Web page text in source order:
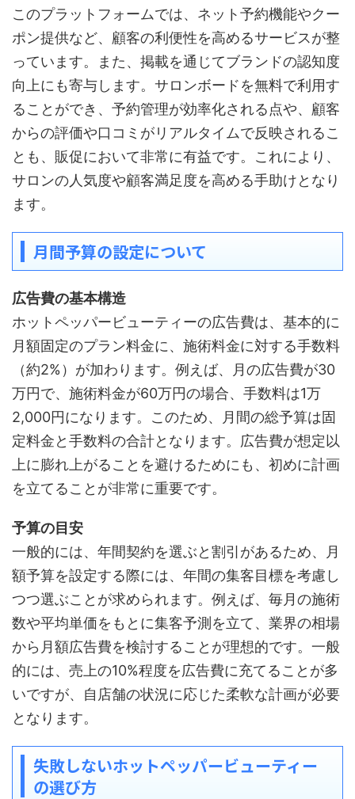
このプラットフォームでは、ネット予約機能やクー
ポン提供など、顧客の利便性を高めるサービスが整
っています。また、掲載を通じてブランドの認知度
向上にも寄与します。サロンボードを無料で利用す
ることができ、予約管理が効率化される点や、顧客
からの評価や口コミがリアルタイムで反映されるこ
とも、販促において非常に有益です。これにより、
サロンの人気度や顧客満足度を高める手助けとなり
ます。
月間予算の設定について
広告費の基本構造
ホットペッパービューティーの広告費は、基本的に
月額固定のプラン料金に、施術料金に対する手数料
（約2%）が加わります。例えば、月の広告費が30
万円で、施術料金が60万円の場合、手数料は1万
2,000円になります。このため、月間の総予算は固
定料金と手数料の合計となります。広告費が想定以
上に膨れ上がることを避けるためにも、初めに計画
を立てることが非常に重要です。
予算の目安
一般的には、年間契約を選ぶと割引があるため、月
額予算を設定する際には、年間の集客目標を考慮し
つつ選ぶことが求められます。例えば、毎月の施術
数や平均単価をもとに集客予測を立て、業界の相場
から月額広告費を検討することが理想的です。一般
的には、売上の10%程度を広告費に充てることが多
いですが、自店舗の状況に応じた柔軟な計画が必要
となります。
失敗しないホットペッパービューティー
の選び方